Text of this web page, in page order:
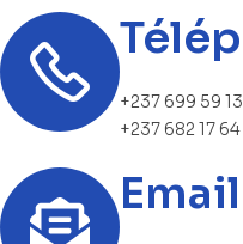
+237 699 59
+237 682 17
Email